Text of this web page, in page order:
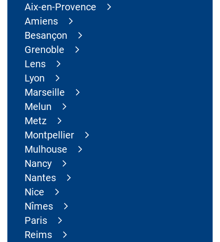
Aix-en-Provence
Amiens
Besançon
Grenoble
Lens
Lyon
Marseille
Melun
Metz
Montpellier
Mulhouse
Nancy
Nantes
Nice
Nîmes
Paris
Reims